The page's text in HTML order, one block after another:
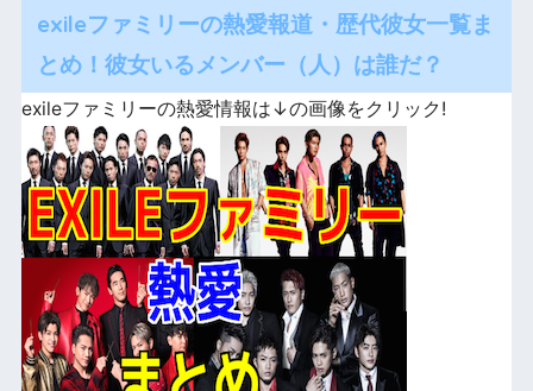
exileファミリーの熱愛報道・歴代彼女一覧ま
とめ！彼女いるメンバー（人）は誰だ？
exileファミリーの熱愛情報は↓の画像をクリック!